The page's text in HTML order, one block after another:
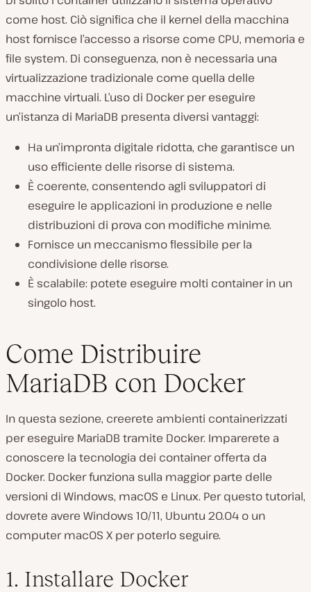
come host. Ciò significa che il kernel della macchina
host fornisce l’accesso a risorse come CPU, memoria e
file system. Di conseguenza, non è necessaria una
virtualizzazione tradizionale come quella delle
macchine virtuali. L’uso di Docker per eseguire
un’istanza di MariaDB presenta diversi vantaggi:
Ha un’impronta digitale ridotta, che garantisce un
uso efficiente delle risorse di sistema.
È coerente, consentendo agli sviluppatori di
eseguire le applicazioni in produzione e nelle
distribuzioni di prova con modifiche minime.
Fornisce un meccanismo flessibile per la
condivisione delle risorse.
È scalabile: potete eseguire molti container in un
singolo host.
Come Distribuire
MariaDB con Docker
In questa sezione, creerete ambienti containerizzati
per eseguire MariaDB tramite Docker. Imparerete a
conoscere la tecnologia dei container offerta da
Docker. Docker funziona sulla maggior parte delle
versioni di Windows, macOS e Linux. Per questo tutorial,
dovrete avere Windows 10/11, Ubuntu 20.04 o un
computer macOS X per poterlo seguire.
1. Installare Docker